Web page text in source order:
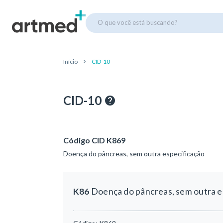
O que você está buscando?
Início CID-10
CID-10
Código CID K869
Doença do pâncreas, sem outra especificação
K86 Doença do pâncreas, sem outra